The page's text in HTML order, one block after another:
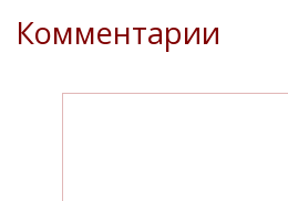
Комментарии